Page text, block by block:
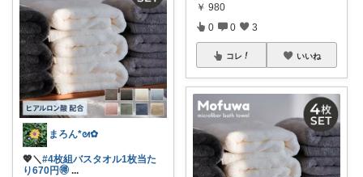
まろん*⁠ᘛ⁠✿⁠
💖＼ #4枚組バスタオル1枚当た
り670円🉐 ...
￥ 980
0 0 3
コレ いいね